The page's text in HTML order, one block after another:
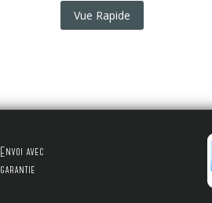
Vue Rapide
Envoi avec
garantie